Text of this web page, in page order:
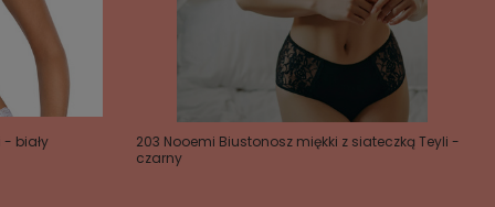
- biały
203 Nooemi Biustonosz miękki z siateczką Teyli -
czarny